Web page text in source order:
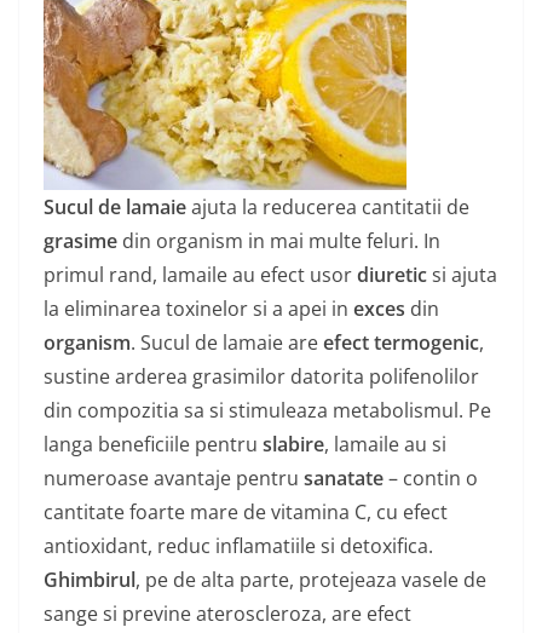
Sucul de lamaieajuta la reducerea cantitatii de
grasime din organism in mai multe feluri. In
primul rand, lamaile au efect usordiureticsi ajuta
la eliminarea toxinelor si a apei in exces din
organism. Sucul de lamaie areefect termogenic,
sustine arderea grasimilor datorita polifenolilor
din compozitia sa si stimuleaza metabolismul. Pe
langa beneficiile pentru slabire, lamaile au si
numeroase avantaje pentru sanatate– contin o
cantitate foarte mare de vitamina C, cu efect
antioxidant, reduc inflamatiile si detoxifica.
Ghimbirul, pe de alta parte, protejeaza vasele de
sange si previne ateroscleroza, are efect